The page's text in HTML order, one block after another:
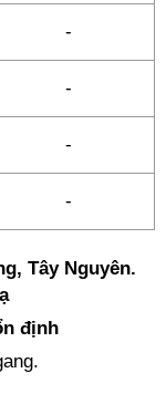
-
-
-
-
Tây Nguyên.
định